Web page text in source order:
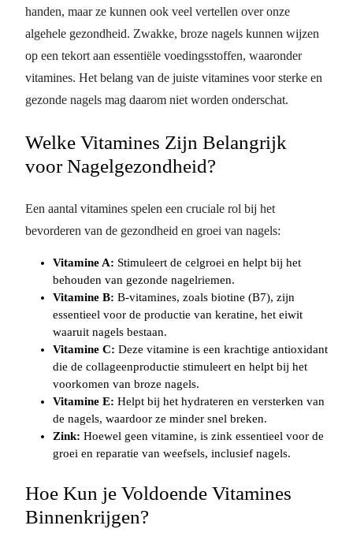
handen, maar ze kunnen ook veel vertellen over onze
algehele gezondheid. Zwakke, broze nagels kunnen wijzen
op een tekort aan essentiële voedingsstoffen, waaronder
vitamines. Het belang van de juiste vitamines voor sterke en
gezonde nagels mag daarom niet worden onderschat.
Welke Vitamines Zijn Belangrijk
voor Nagelgezondheid?
Een aantal vitamines spelen een cruciale rol bij het
bevorderen van de gezondheid en groei van nagels:
Vitamine A: Stimuleert de celgroei en helpt bij het
behouden van gezonde nagelriemen.
Vitamine B: B-vitamines, zoals biotine (B7), zijn
essentieel voor de productie van keratine, het eiwit
waaruit nagels bestaan.
Vitamine C: Deze vitamine is een krachtige antioxidant
die de collageenproductie stimuleert en helpt bij het
voorkomen van broze nagels.
Vitamine E: Helpt bij het hydrateren en versterken van
de nagels, waardoor ze minder snel breken.
Zink: Hoewel geen vitamine, is zink essentieel voor de
groei en reparatie van weefsels, inclusief nagels.
Hoe Kun je Voldoende Vitamines
Binnenkrijgen?